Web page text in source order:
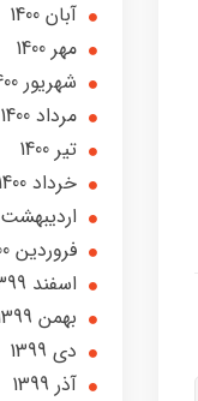
آبان 1400
مهر 1400
شهریور 1400
مرداد 1400
تير 1400
خرداد 1400
ارديبهشت 1400
فروردین 1400
اسفند 1399
بهمن 1399
دی 1399
آذر 1399